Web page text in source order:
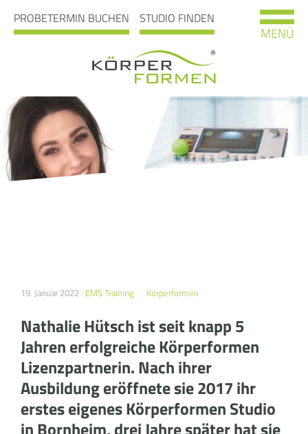
PROBETERMIN BUCHEN STUDIO FINDEN
MENÜ
19. Januar 2022 : EMS Training Körperformen
Nathalie Hütsch ist seit knapp 5
Jahren erfolgreiche Körperformen
Lizenzpartnerin. Nach ihrer
Ausbildung eröffnete sie 2017 ihr
erstes eigenes Körperformen Studio